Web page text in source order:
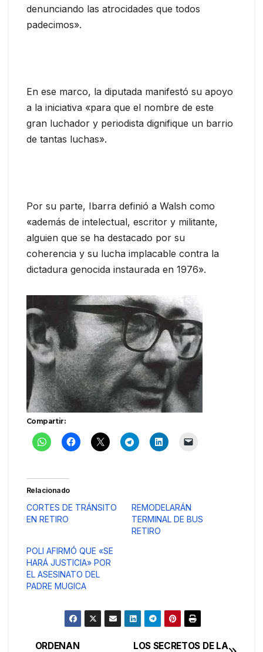
denunciando las atrocidades que todos
padecimos».
En ese marco, la diputada manifestó su apoyo
a la iniciativa «para que el nombre de este
gran luchador y periodista dignifique un barrio
de tantas luchas».
Por su parte, Ibarra definió a Walsh como
«además de intelectual, escritor y militante,
alguien que se ha destacado por su
coherencia y su lucha implacable contra la
dictadura genocida instaurada en 1976».
Compartir:
Relacionado
CORTES DE TRÁNSITO
EN RETIRO
REMODELARÁN
TERMINAL DE BUS
RETIRO
POLI AFIRMÓ QUE «SE
HARÁ JUSTICIA» POR
EL ASESINATO DEL
PADRE MUGICA
LOS SECRETOS DE LA
ORDENAN